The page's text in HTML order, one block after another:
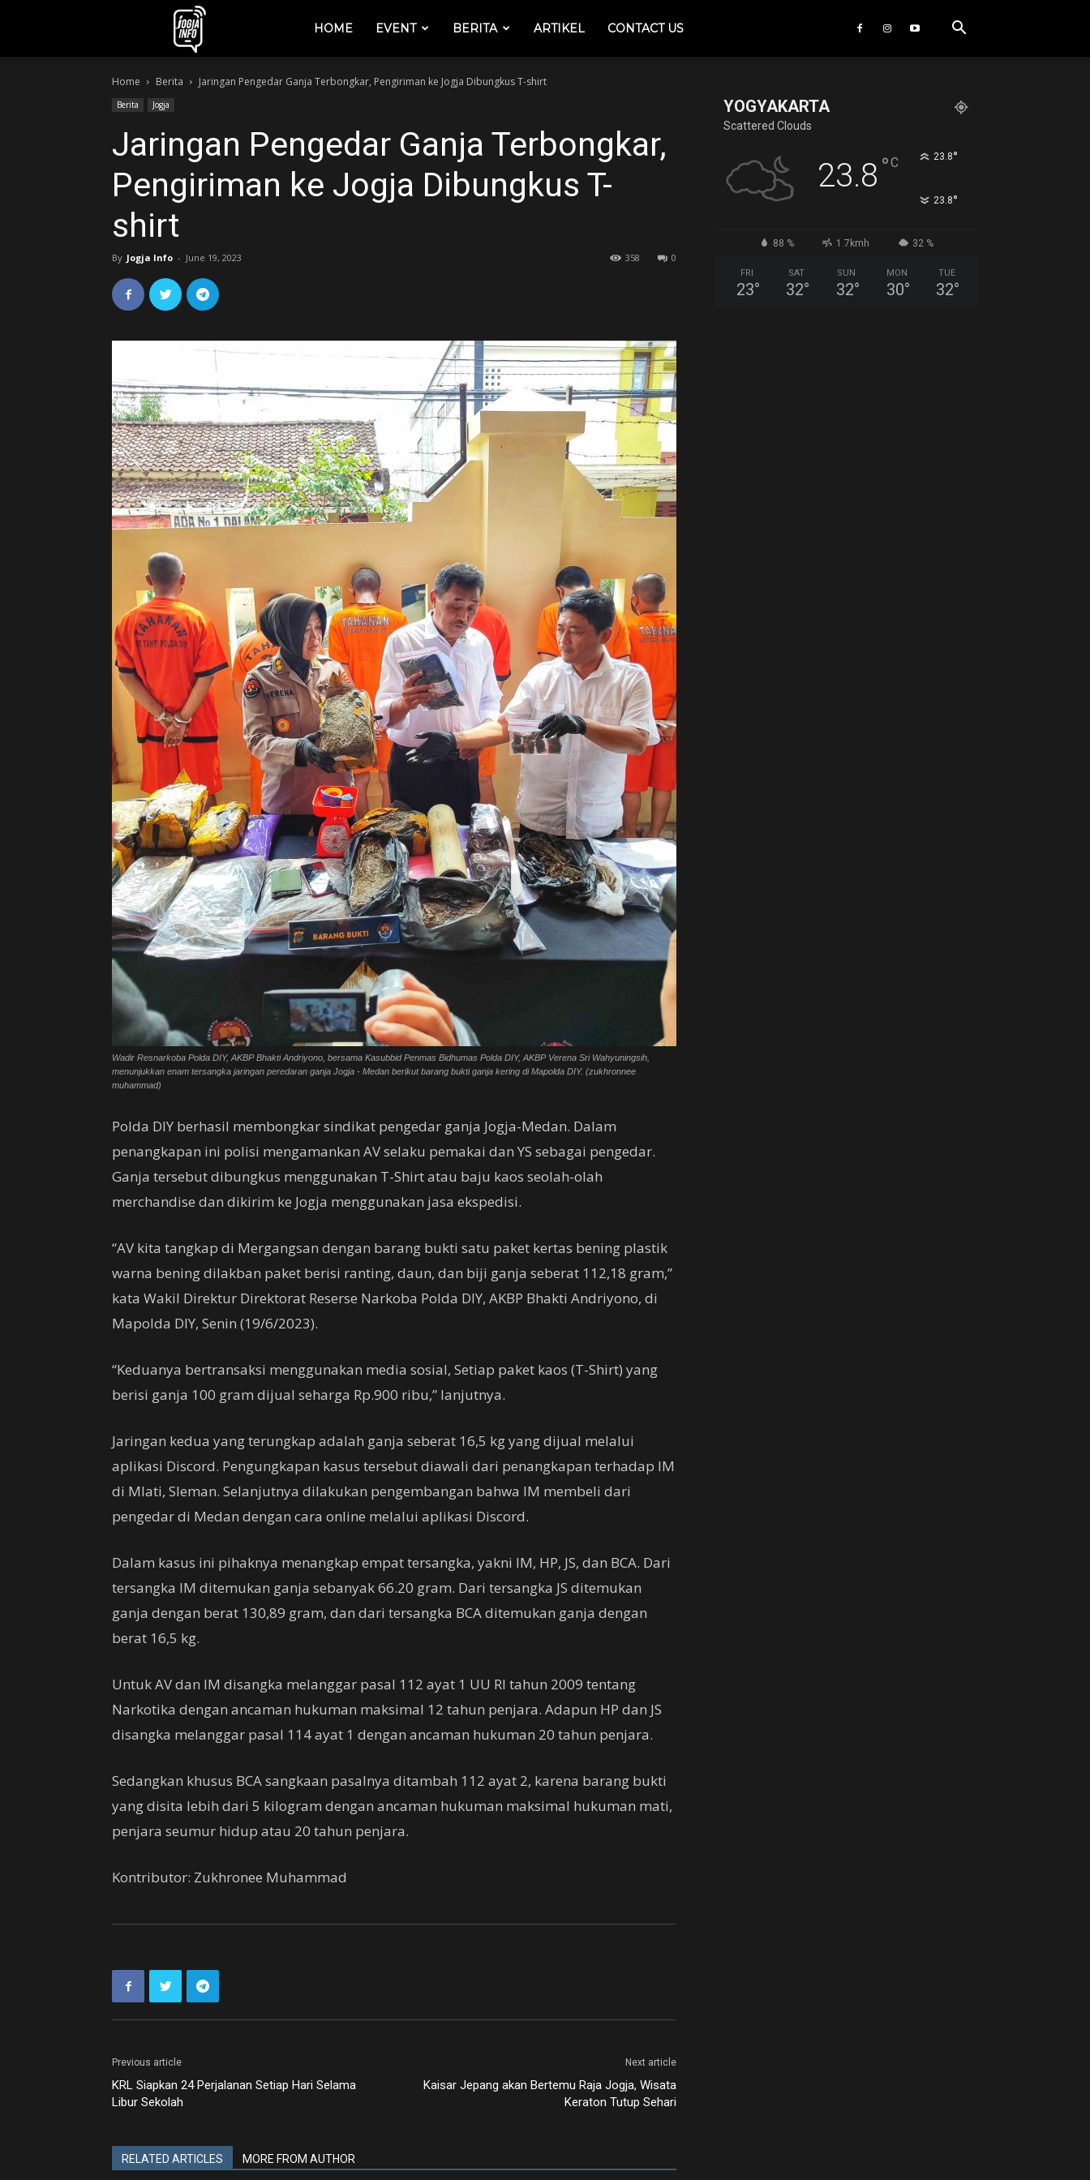
jogjainfo.idHOME EVENT BERITA ARTIKEL CONTACT US
Home Berita Jaringan Pengedar Ganja Terbongkar, Pengiriman ke Jogja Dibungkus T-shirt
Berita Jogja
Jaringan Pengedar Ganja Terbongkar,
Pengiriman ke Jogja Dibungkus T-
shirt
By Jogja Info - June 19, 2023 0
358
Wadir Resnarkoba Polda DIY, AKBP Bhakti Andriyono, bersama Kasubbid Penmas Bidhumas Polda DIY, AKBP Verena Sri Wahyuningsih,
menunjukkan enam tersangka jaringan peredaran ganja Jogja - Medan berikut barang bukti ganja kering di Mapolda DIY. (zukhronnee
muhammad)
Polda DIY berhasil membongkar sindikat pengedar ganja Jogja-Medan. Dalam
penangkapan ini polisi mengamankan AV selaku pemakai dan YS sebagai pengedar.
Ganja tersebut dibungkus menggunakan T-Shirt atau baju kaos seolah-olah
merchandise dan dikirim ke Jogja menggunakan jasa ekspedisi.
“AV kita tangkap di Mergangsan dengan barang bukti satu paket kertas bening plastik
warna bening dilakban paket berisi ranting, daun, dan biji ganja seberat 112,18 gram,”
kata Wakil Direktur Direktorat Reserse Narkoba Polda DIY, AKBP Bhakti Andriyono, di
Mapolda DIY, Senin (19/6/2023).
“Keduanya bertransaksi menggunakan media sosial, Setiap paket kaos (T-Shirt) yang
berisi ganja 100 gram dijual seharga Rp.900 ribu,” lanjutnya.
Jaringan kedua yang terungkap adalah ganja seberat 16,5 kg yang dijual melalui
aplikasi Discord. Pengungkapan kasus tersebut diawali dari penangkapan terhadap IM
di Mlati, Sleman. Selanjutnya dilakukan pengembangan bahwa IM membeli dari
pengedar di Medan dengan cara online melalui aplikasi Discord.
Dalam kasus ini pihaknya menangkap empat tersangka, yakni IM, HP, JS, dan BCA. Dari
tersangka IM ditemukan ganja sebanyak 66.20 gram. Dari tersangka JS ditemukan
ganja dengan berat 130,89 gram, dan dari tersangka BCA ditemukan ganja dengan
berat 16,5 kg.
Untuk AV dan IM disangka melanggar pasal 112 ayat 1 UU RI tahun 2009 tentang
Narkotika dengan ancaman hukuman maksimal 12 tahun penjara. Adapun HP dan JS
disangka melanggar pasal 114 ayat 1 dengan ancaman hukuman 20 tahun penjara.
Sedangkan khusus BCA sangkaan pasalnya ditambah 112 ayat 2, karena barang bukti
yang disita lebih dari 5 kilogram dengan ancaman hukuman maksimal hukuman mati,
penjara seumur hidup atau 20 tahun penjara.
Kontributor: Zukhronee Muhammad
Previous article
KRL Siapkan 24 Perjalanan Setiap Hari Selama
Libur Sekolah
Next article
Kaisar Jepang akan Bertemu Raja Jogja, Wisata
Keraton Tutup Sehari
RELATED ARTICLES MORE FROM AUTHOR
YOGYAKARTA
Scattered Clouds
23.8 °C 23.8°
23.8°
88 % 1.7kmh 32 %
FRI
23°
SAT
32°
SUN
32°
MON
30°
TUE
32°